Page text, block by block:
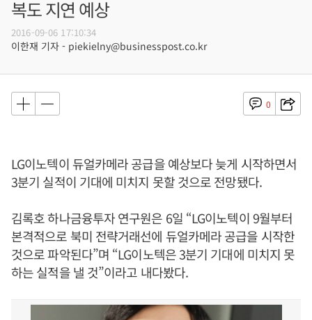
복도 지연 예상
2016-09-06 17:10:34
이한재 기자 - piekielny@businesspost.co.kr
0
LG이노텍이 듀얼카메라 공급을 예상보다 늦게 시작하면서
3분기 실적이 기대에 미치지 못할 것으로 전망됐다.
김록호 하나금융투자 연구원은 6일 “LG이노텍이 9월부터
본격적으로 북미 전략거래선에 듀얼카메라 공급을 시작한
것으로 파악된다”며 “LG이노텍은 3분기 기대에 미치지 못
하는 실적을 낼 것”이라고 내다봤다.